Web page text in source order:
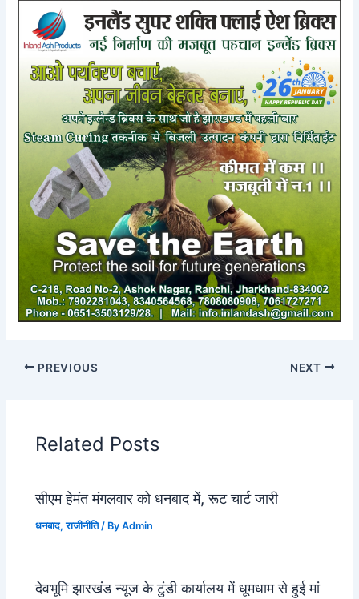
PREVIOUS NEXT
Related Posts
सीएम हेमंत मंगलवार को धनबाद में, रूट चार्ट जारी
धनबाद,राजीनीति/ ByAdmin
देवभूमि झारखंड न्यूज के टुंडी कार्यालय में धूमधाम से हुई मां